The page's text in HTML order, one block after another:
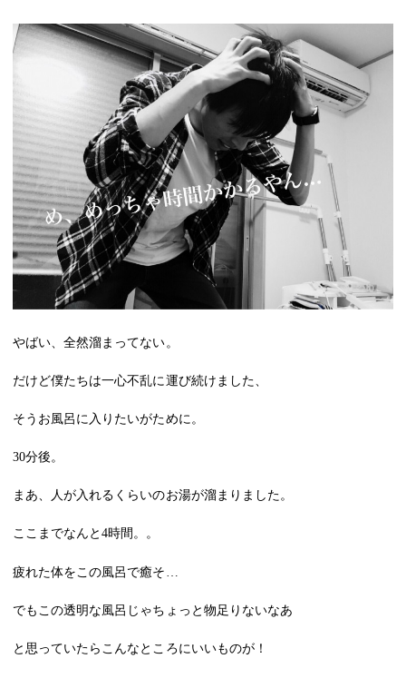
やばい、全然溜まってない。
だけど僕たちは一心不乱に運び続けました、
そうお風呂に入りたいがために。
30分後。
まあ、人が入れるくらいのお湯が溜まりました。
ここまでなんと4時間。。
疲れた体をこの風呂で癒そ…
でもこの透明な風呂じゃちょっと物足りないなあ
と思っていたらこんなところにいいものが！